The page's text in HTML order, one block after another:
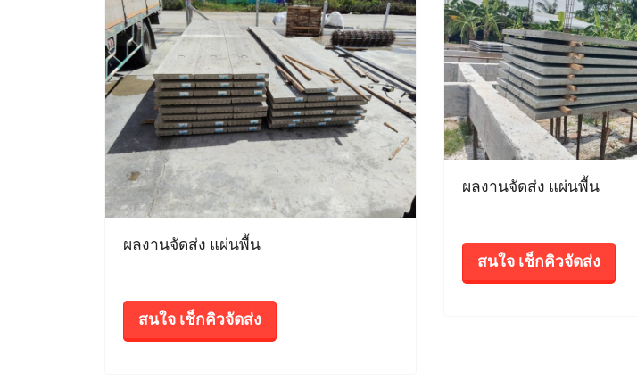
ผลงานจัดส่ง แผ่นพื้น
สนใจ เช็กคิวจัดส่ง
ผลงานจัดส่ง แผ่นพื้น
สนใจ เช็กคิวจัดส่ง